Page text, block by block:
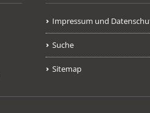
Impressum und
Suche
Sitemap